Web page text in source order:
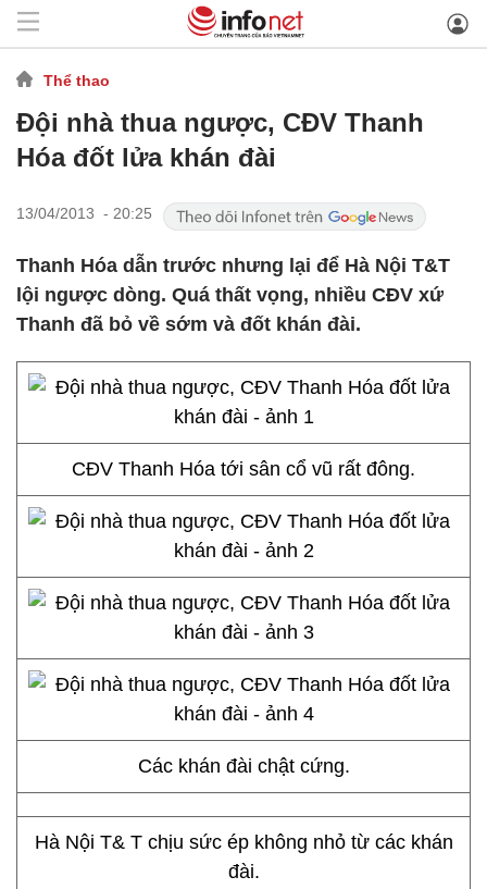
Thể thao
Đội nhà thua ngược, CĐV Thanh
Hóa đốt lửa khán đài
13/04/2013 - 20:25
Thanh Hóa dẫn trước nhưng lại để Hà Nội T&T
lội ngược dòng. Quá thất vọng, nhiều CĐV xứ
Thanh đã bỏ về sớm và đốt khán đài.
CĐV Thanh Hóa tới sân cổ vũ rất đông.
Các khán đài chật cứng.
Hà Nội T& T chịu sức ép không nhỏ từ các khán
đài.